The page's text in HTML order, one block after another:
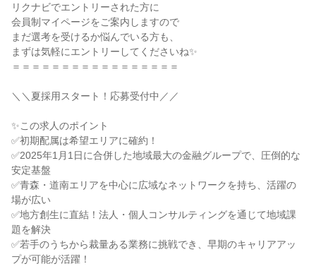
リクナビでエントリーされた方に
会員制マイページをご案内しますので
まだ選考を受けるか悩んでいる方も、
まずは気軽にエントリーしてくださいね✨
＝＝＝＝＝＝＝＝＝＝＝＝＝＝＝＝＝
＼＼夏採用スタート！応募受付中／／
✨この求人のポイント
✅初期配属は希望エリアに確約！
✅2025年1月1日に合併した地域最大の金融グループで、圧倒的な
安定基盤
✅青森・道南エリアを中心に広域なネットワークを持ち、活躍の
場が広い
✅地方創生に直結！法人・個人コンサルティングを通じて地域課
題を解決
✅若手のうちから裁量ある業務に挑戦でき、早期のキャリアアッ
プが可能が活躍！